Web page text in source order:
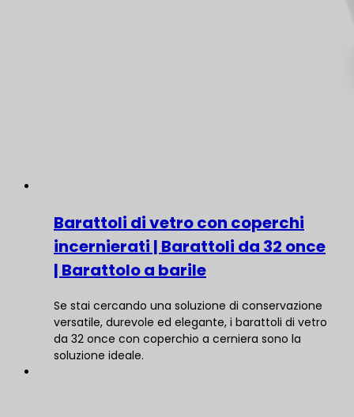
Barattoli di vetro con coperchi
incernierati | Barattoli da 32 once
| Barattolo a barile
Se stai cercando una soluzione di conservazione
versatile, durevole ed elegante, i barattoli di vetro
da 32 once con coperchio a cerniera sono la
soluzione ideale.